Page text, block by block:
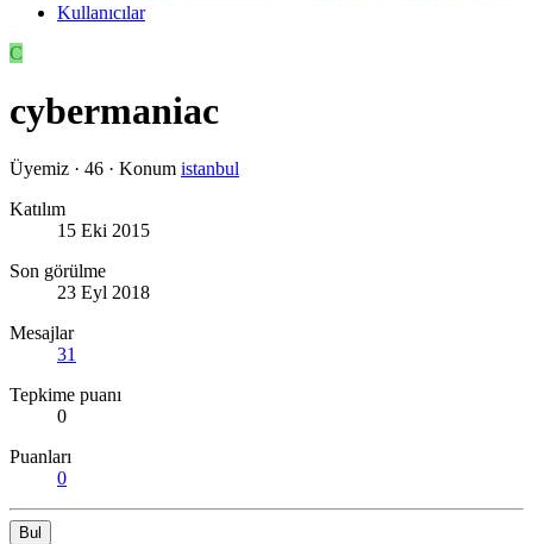
Kullanıcılar
C
cybermaniac
Üyemiz · 46 · Konum istanbul
Katılım
15 Eki 2015
Son görülme
23 Eyl 2018
Mesajlar
31
Tepkime puanı
0
Puanları
0
Bul